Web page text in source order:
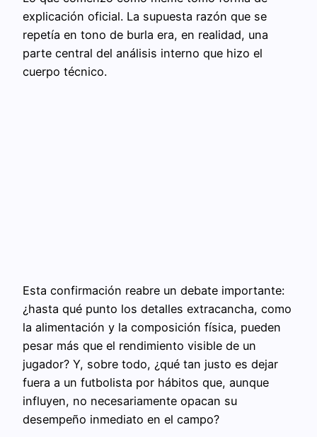
explicación oficial. La supuesta razón que se
repetía en tono de burla era, en realidad, una
parte central del análisis interno que hizo el
cuerpo técnico.
Esta confirmación reabre un debate importante:
¿hasta qué punto los detalles extracancha, como
la alimentación y la composición física, pueden
pesar más que el rendimiento visible de un
jugador? Y, sobre todo, ¿qué tan justo es dejar
fuera a un futbolista por hábitos que, aunque
influyen, no necesariamente opacan su
desempeño inmediato en el campo?